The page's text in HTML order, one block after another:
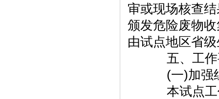
审或现场核查
颁发危险废物
由试点地区省
五、工作
(一)加强
本试点工